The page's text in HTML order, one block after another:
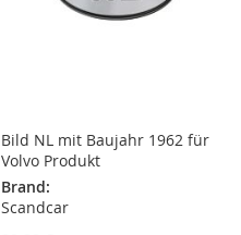
Bild NL mit Baujahr 1962 für
Volvo Produkt
Brand:
Scandcar